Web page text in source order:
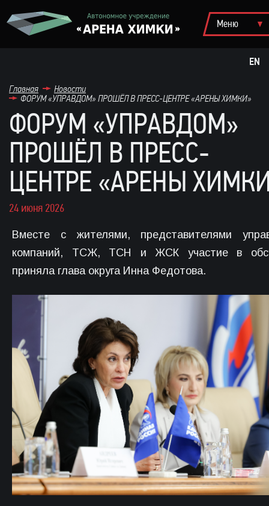
EN
Главная
Новости
ФОРУМ «УПРАВДОМ» ПРОШЁЛ В ПРЕСС-ЦЕНТРЕ «АРЕНЫ ХИМКИ»
ФОРУМ «УПРАВДОМ»
ПРОШЁЛ В ПРЕСС-
ЦЕНТРЕ «АРЕНЫ
24 июня 2026
Вместе с жителями, представителями
компаний, ТСЖ, ТСН и ЖСК участие в
приняла глава округа Инна Федотова.